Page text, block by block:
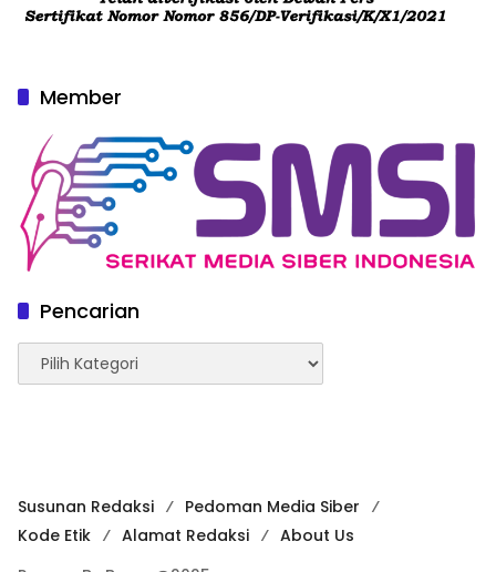
Member
Pencarian
Pencarian
Susunan Redaksi
Pedoman Media Siber
Kode Etik
Alamat Redaksi
About Us